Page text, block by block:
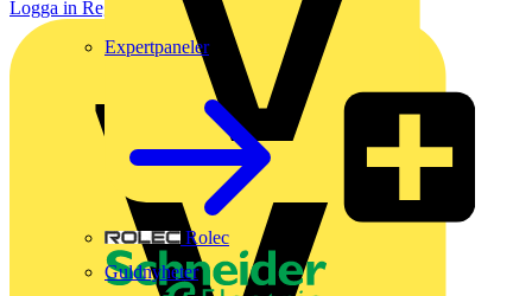
Rolec
Expertpaneler
Guldnyheter
Logga in Registrera dig